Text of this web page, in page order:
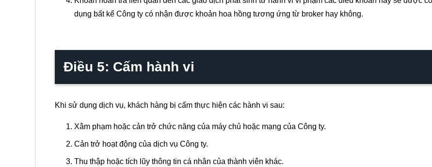
dụng bất kể Công ty có nhận được khoản hoa hồng tương ứng từ broker hay không.
Điều 5: Cấm hành vi
Khi sử dụng dịch vụ, khách hàng bị cấm thực hiện các hành vi sau:
Xâm phạm hoặc cản trở chức năng của máy chủ hoặc mạng của Công ty.
Cản trở hoạt động của dịch vụ Công ty.
Thu thập hoặc tích lũy thông tin cá nhân của thành viên khác.